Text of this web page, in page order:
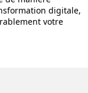
digitale,
votre